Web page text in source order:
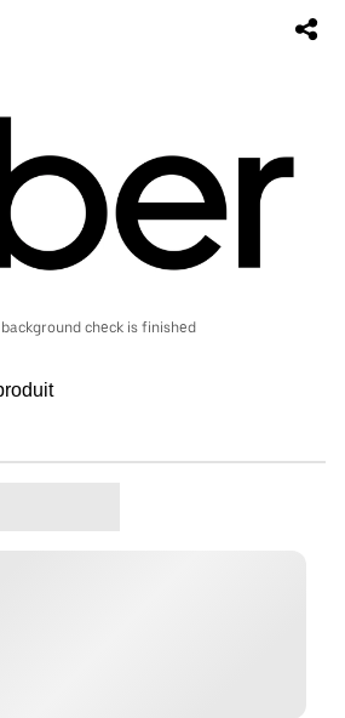
check is finished